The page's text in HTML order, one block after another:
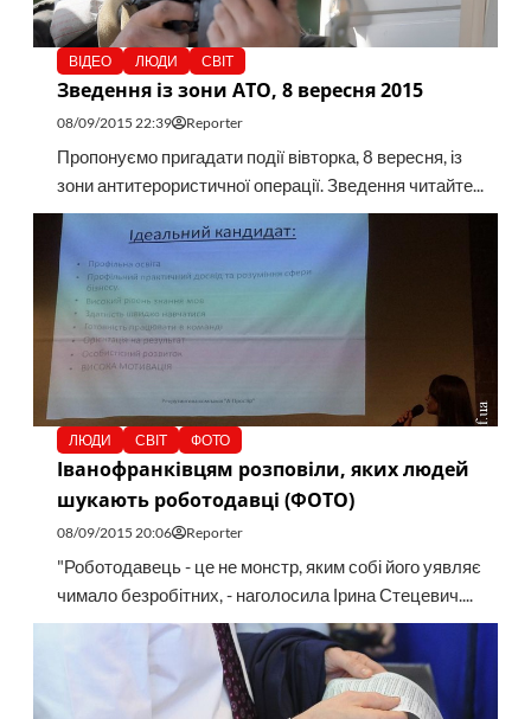
ВІДЕО ЛЮДИ СВІТ
Зведення із зони АТО, 8 вересня 2015
08/09/2015 22:39 Reporter
Пропонуємо пригадати події вівторка, 8 вересня, із
зони антитерористичної операції. Зведення читайте...
ЛЮДИ СВІТ ФОТО
Іванофранківцям розповіли, яких людей
шукають роботодавці (ФОТО)
08/09/2015 20:06 Reporter
"Роботодавець - це не монстр, яким собі його уявляє
чимало безробітних, - наголосила Ірина Стецевич....